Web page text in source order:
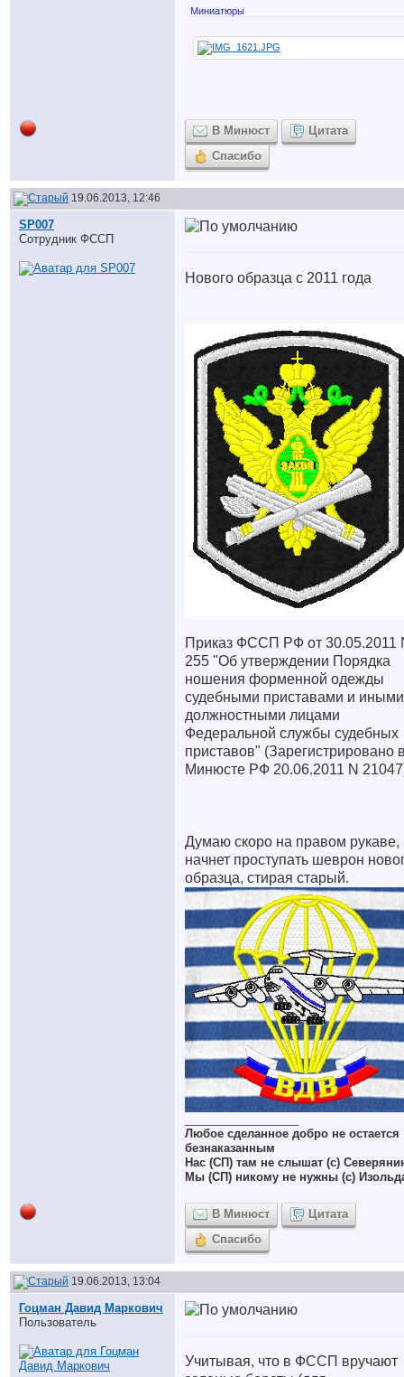
Миниатюры
В Минюст
Цитата
Спасибо
19.06.2013, 12:46
SP007
Сотрудник ФССП
Нового образца с 2011 года
Приказ ФССП РФ от 30.05.2011
255 "Об утверждении Порядка
ношения форменной одежды
судебными приставами и иными
должностными лицами
Федеральной службы судебных
приставов" (Зарегистрировано
Минюсте РФ 20.06.2011 N
Думаю скоро на правом рукаве,
начнет проступать шеврон
образца, стирая старый.
Любое сделанное добро не остается
безнаказанным
Нас (СП) там не слышат (с)
Мы (СП) никому не нужны (с)
В Минюст
Цитата
Спасибо
19.06.2013, 13:04
Гоцман Давид Маркович
Пользователь
Учитывая, что в ФССП вручают